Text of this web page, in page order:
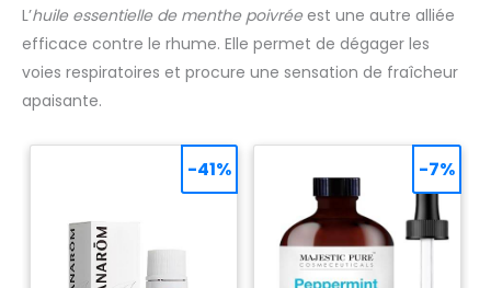
utilisation plus facile. LA COMPAGNIE DES SENS est une
marque Française, spécialisée en aromathérapie et
phytothérapie. Nous mettons un point d'honneur à ne
proposer que des produits BIO et d'une qualité
exceptionnelle.
L’huile essentielle de menthe poivréeest une autre alliée
efficace contre le rhume. Elle permet de dégager les
voies respiratoires et procure une sensation de fraîcheur
apaisante.
-41% -7%